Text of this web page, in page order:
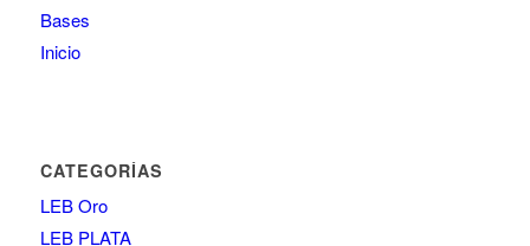
Bases
Inicio
CATEGORÍAS
LEB Oro
LEB PLATA